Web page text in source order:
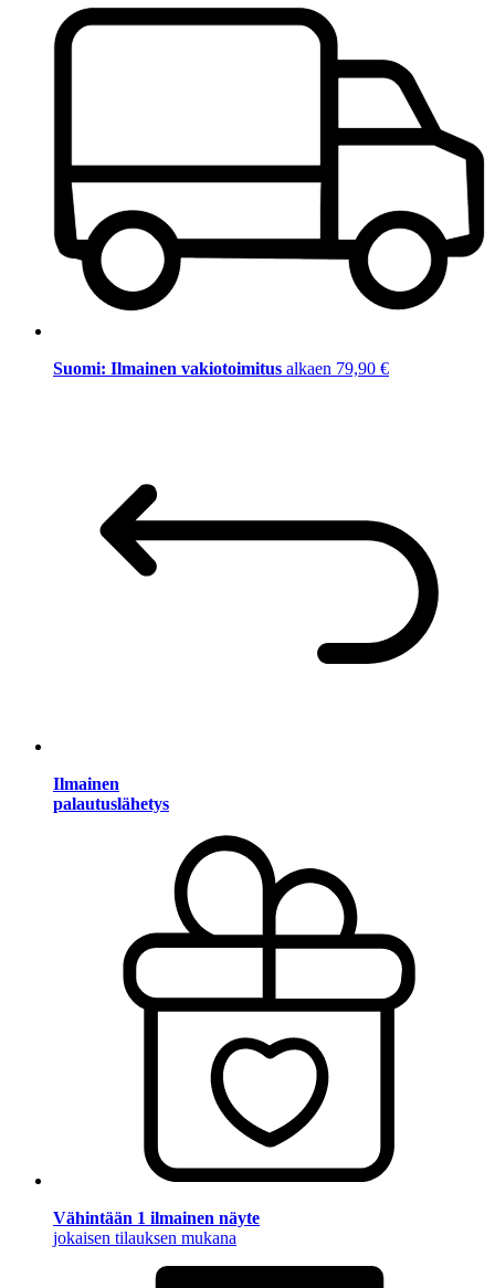
Suomi: Ilmainen vakiotoimitus alkaen 79,90 €
Ilmainen
palautuslähetys
Vähintään 1 ilmainen näyte
jokaisen tilauksen mukana